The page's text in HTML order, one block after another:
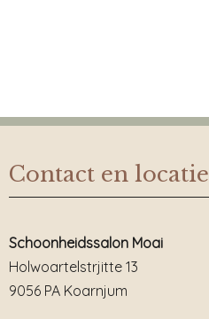
Contact en locatie
Schoonheidssalon Moai
Holwoartelstrjitte 13
9056 PA Koarnjum